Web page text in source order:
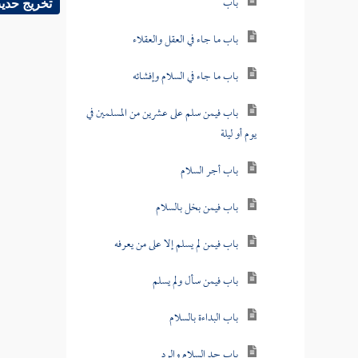
باب ما جاء في العقل والعقلاء
باب ما جاء في السلام وإفشائه
باب فيمن سلم على عشرين من المسلمين في
يوم أو ليلة
باب أجر السلام
باب فيمن بخل بالسلام
باب فيمن لم يسلم إلا على من يعرفه
باب فيمن سأل ولم يسلم
باب البداءة بالسلام
تخريج